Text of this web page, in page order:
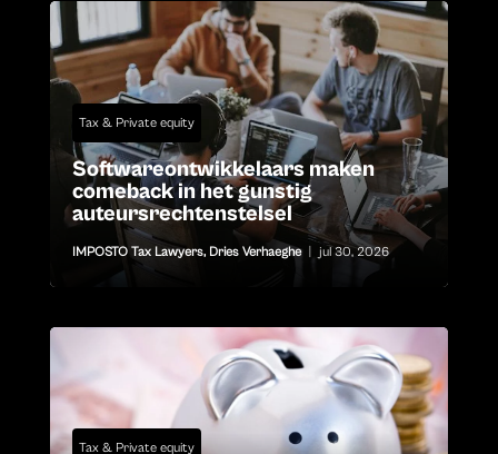
Tax & Private equity
Softwareontwikkelaars maken
comeback in het gunstig
auteursrechtenstelsel
IMPOSTO Tax Lawyers, Dries Verhaeghe jul 30, 2026
Tax & Private equity